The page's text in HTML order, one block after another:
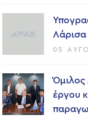
Λάρισα
05
Όμιλος
έργου